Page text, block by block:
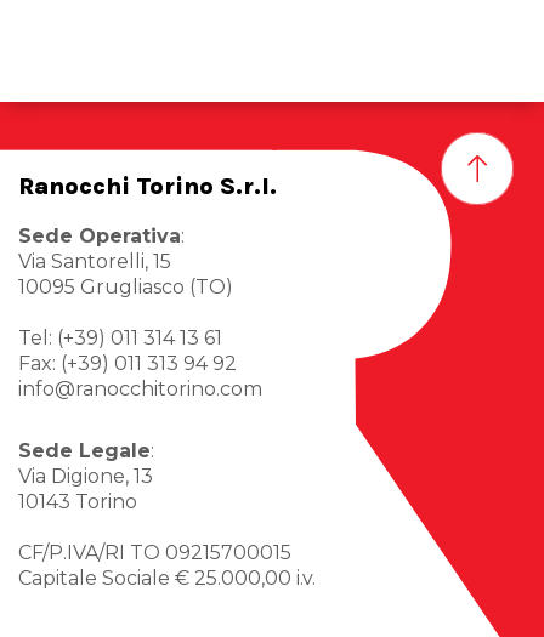
Ranocchi Torino S.r.l.
Sede Operativa:
Via Santorelli, 15
10095 Grugliasco (TO)
Tel: (+39) 011 314 13 61
Fax: (+39) 011 313 94 92
info@ranocchitorino.com
Sede Legale:
Via Digione, 13
10143 Torino
CF/P.IVA/RI TO 09215700015
Capitale Sociale € 25.000,00 i.v.